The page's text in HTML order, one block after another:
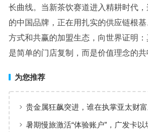
长曲线。当新茶饮赛道进入精耕时代，
的中国品牌，正在用扎实的供应链根
方式和共赢的加盟生态，向世界证明
是简单的门店复制，而是价值理念的共
为您推荐
贵金属狂飙突进，谁在执掌亚太财富
暑期慢旅激活“体验账户”，广发卡